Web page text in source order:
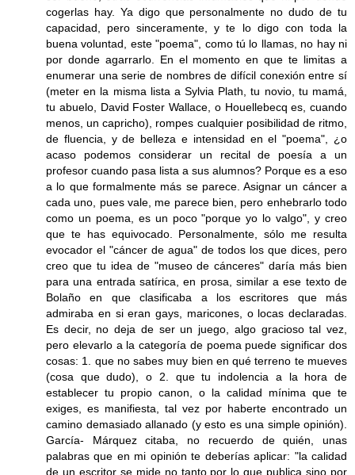
cogerlas hay. Ya digo que personalmente no dudo de tu
capacidad, pero sinceramente, y te lo digo con toda la
buena voluntad, este "poema", como tú lo llamas, no hay ni
por donde agarrarlo. En el momento en que te limitas a
enumerar una serie de nombres de difícil conexión entre sí
(meter en la misma lista a Sylvia Plath, tu novio, tu mamá,
tu abuelo, David Foster Wallace, o Houellebecq es, cuando
menos, un capricho), rompes cualquier posibilidad de ritmo,
de fluencia, y de belleza e intensidad en el "poema", ¿o
acaso podemos considerar un recital de poesía a un
profesor cuando pasa lista a sus alumnos? Porque es a eso
a lo que formalmente más se parece. Asignar un cáncer a
cada uno, pues vale, me parece bien, pero enhebrarlo todo
como un poema, es un poco "porque yo lo valgo", y creo
que te has equivocado. Personalmente, sólo me resulta
evocador el "cáncer de agua" de todos los que dices, pero
creo que tu idea de "museo de cánceres" daría más bien
para una entrada satírica, en prosa, similar a ese texto de
Bolaño en que clasificaba a los escritores que más
admiraba en si eran gays, maricones, o locas declaradas.
Es decir, no deja de ser un juego, algo gracioso tal vez,
pero elevarlo a la categoría de poema puede significar dos
cosas: 1. que no sabes muy bien en qué terreno te mueves
(cosa que dudo), o 2. que tu indolencia a la hora de
establecer tu propio canon, o la calidad mínima que te
exiges, es manifiesta, tal vez por haberte encontrado un
camino demasiado allanado (y esto es una simple opinión).
García- Márquez citaba, no recuerdo de quién, unas
palabras que en mi opinión te deberías aplicar: "la calidad
de un escritor se mide no tanto por lo que publica sino por